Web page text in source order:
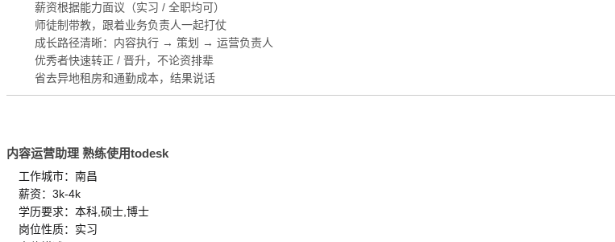
薪资根据能力面议（实习 / 全职均可）
师徒制带教，跟着业务负责人一起打仗
成长路径清晰：内容执行 → 策划 → 运营负责人
优秀者快速转正 / 晋升，不论资排辈
省去异地租房和通勤成本，结果说话
内容运营助理 熟练使用todesk
工作城市：南昌
薪资：3k-4k
学历要求：本科,硕士,博士
岗位性质：实习